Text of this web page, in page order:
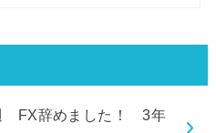
FX辞めました！ 3年